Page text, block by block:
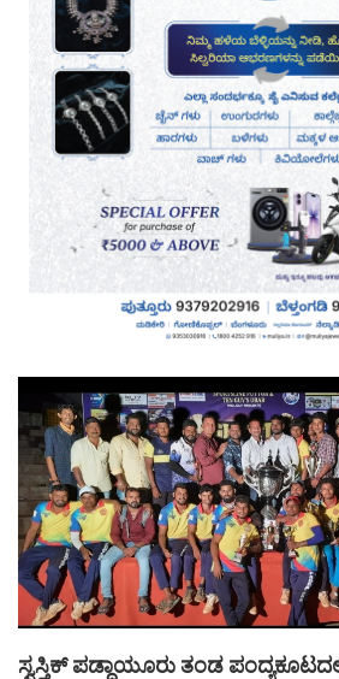
ಸ್ವಸ್ತಿಕ್ ಪಡ್ದಾಯೂರು ತಂಡ